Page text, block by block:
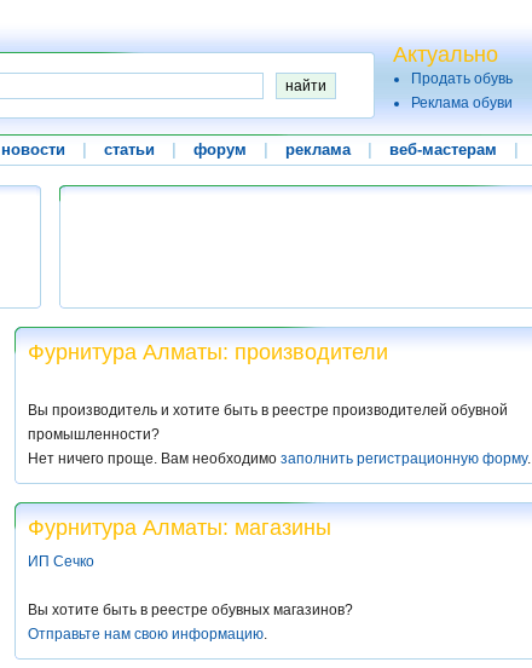
Актуально
Продать обувь
Реклама обуви
новости статьи форум реклама веб-мастерам
Фурнитура Алматы: производители
Вы производитель и хотите быть в реестре производителей обувной
промышленности?
Нет ничего проще. Вам необходимо заполнить регистрационную форму.
Фурнитура Алматы: магазины
ИП Сечко
Вы хотите быть в реестре обувных магазинов?
Отправьте нам свою информацию.